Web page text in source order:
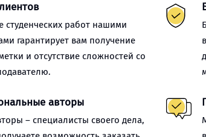
студенческих работ нашими
гарантирует вам получение
и отсутствие сложностей со
авторы
– специалисты своего дела,